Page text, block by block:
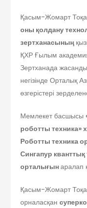
Қасым-Жомарт
оны қолдану
зертханасының
ҚХР Ғылым
Зертханада жасанды
негізінде Орталық
өзгерістері
Мемлекет басшысы
роботты техника»
Роботты техника
Сингапур
орталығынаралап
Қасым-Жомарт
орналасқан